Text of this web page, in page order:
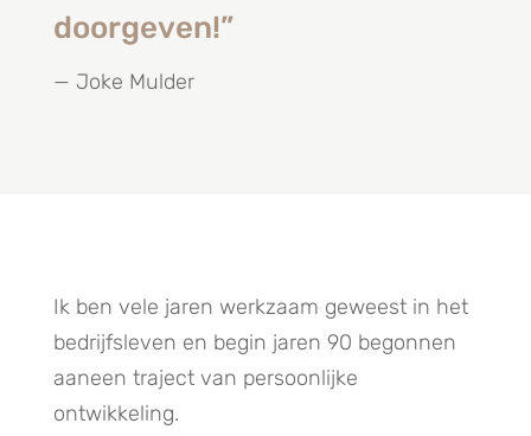
doorgeven!”
— Joke Mulder
Ik ben vele jaren werkzaam geweest in het
bedrijfsleven en begin jaren 90 begonnen
aaneen traject van persoonlijke
ontwikkeling.